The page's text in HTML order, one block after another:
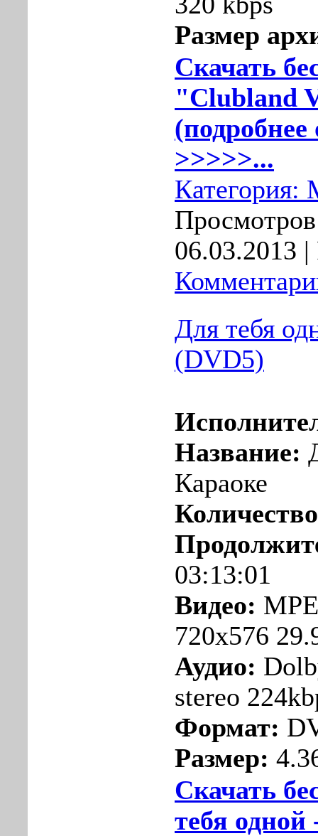
Размер
Скачать
"Clubland
(подробнее
>>>>>...
Категория:
06.03.2013 |
Для тебя
(DVD5)
Название:
Караоке
03:13:01
Видео:
720x576
Аудио:
stereo
Формат:
Размер:
Скачать
тебя одной